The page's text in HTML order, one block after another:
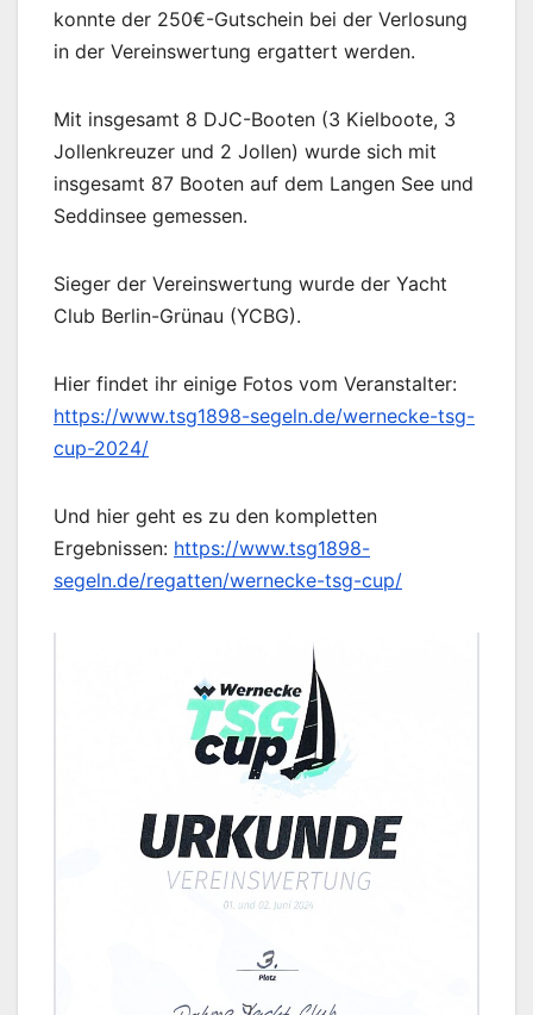
konnte der 250€-Gutschein bei der Verlosung
in der Vereinswertung ergattert werden.
Mit insgesamt 8 DJC-Booten (3 Kielboote, 3
Jollenkreuzer und 2 Jollen) wurde sich mit
insgesamt 87 Booten auf dem Langen See und
Seddinsee gemessen.
Sieger der Vereinswertung wurde der Yacht
Club Berlin-Grünau (YCBG).
Hier findet ihr einige Fotos vom Veranstalter:
https://www.tsg1898-segeln.de/wernecke-tsg-
cup-2024/
Und hier geht es zu den kompletten
Ergebnissen: https://www.tsg1898-
segeln.de/regatten/wernecke-tsg-cup/